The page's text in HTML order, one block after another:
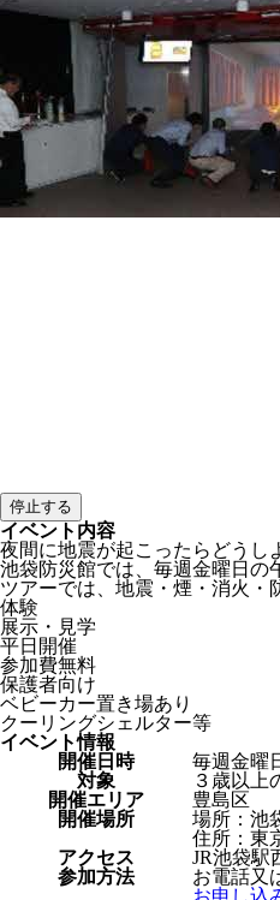
停止する
イベント内容
夜間に地震が起こったらどうし
池袋防災館では、毎週金曜日の
ツアーでは、地震・煙・消火・
体験
展示・見学
平日開催
参加費無料
保護者向け
ベビーカー置き場あり
クーリングシェルター等
イベント情報
開催日時
毎週金曜
対象
３歳以上
開催エリア
豊島区
開催場所
場所：池
住所：東
アクセス
JR池袋駅
参加方法
お電話又
お申し込